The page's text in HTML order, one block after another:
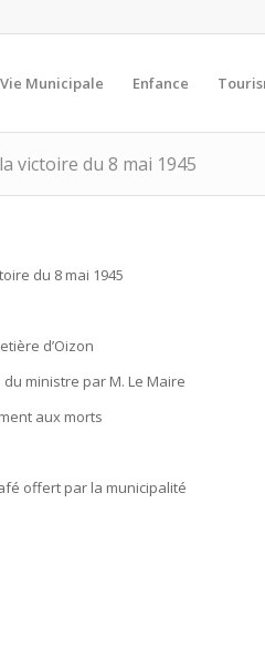
Vie Municipale Enfance
victoire du 8 mai 1945
du 8 mai 1945
d’Oizon
ministre par M. Le Maire
aux morts
offert par la municipalité